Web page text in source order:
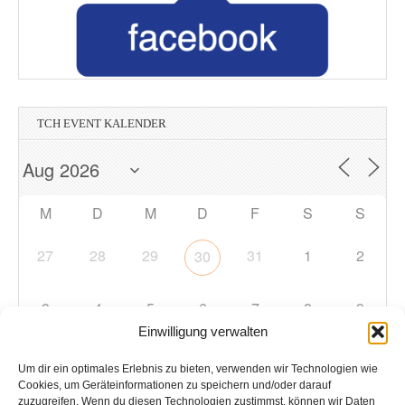
Einwilligung verwalten
Um dir ein optimales Erlebnis zu bieten, verwenden wir Technologien wie
Cookies, um Geräteinformationen zu speichern und/oder darauf
zuzugreifen. Wenn du diesen Technologien zustimmst, können wir Daten
TCH EVENT KALENDER
M D M D F S S
27 28 29 30 31 1 2
3 4 5 6 7 8 9
10 11 12 13 14 15